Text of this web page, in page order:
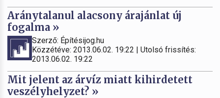
Aránytalanul alacsony árajánlat új
fogalma »
Szerző: Építésijog.hu
Közzétéve: 2013.06.02. 19:22 | Utolsó frissítés:
2013.06.02. 19:22
Mit jelent az árvíz miatt kihirdetett
veszélyhelyzet? »